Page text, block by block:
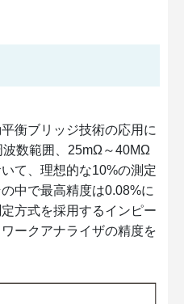
衡ブリッジ技術の応用に
波数範囲、25mΩ～40MΩ
て、理想的な10%の測定
中で最高精度は0.08%に
方式を採用するインピー
ークアナライザの精度を